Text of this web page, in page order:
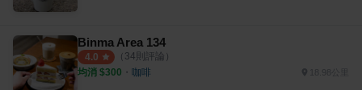
Binma Area 134
4.0 （ 34則評論）
均消 $300 ・ 咖啡